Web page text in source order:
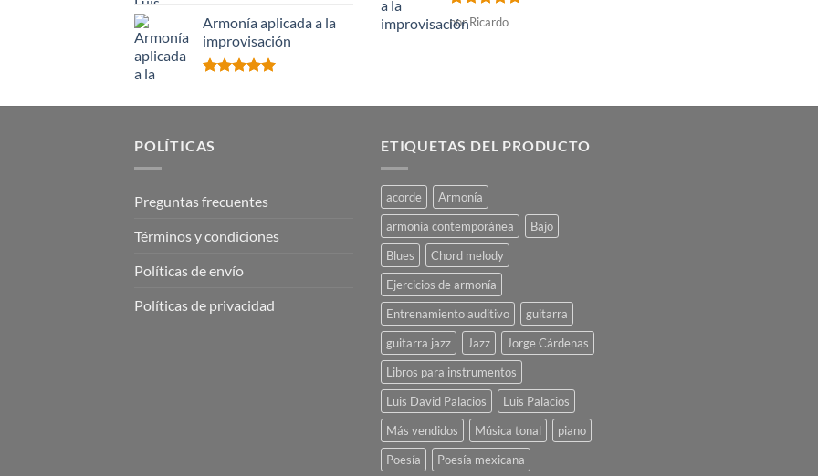
Armonía aplicada a la
improvisación
Valorado
con
por Ricardo
POLÍTICAS
Preguntas frecuentes
Términos y condiciones
Políticas de envío
Políticas de privacidad
ETIQUETAS DEL PRODUCTO
acorde
Armonía
armonía contemporánea
Bajo
Blues
Chord melody
Ejercicios de armonía
Entrenamiento auditivo
guitarra
guitarra jazz
Jazz
Jorge Cárdenas
Libros para instrumentos
Luis David Palacios
Luis Palacios
Más vendidos
Música tonal
piano
Poesía
Poesía mexicana